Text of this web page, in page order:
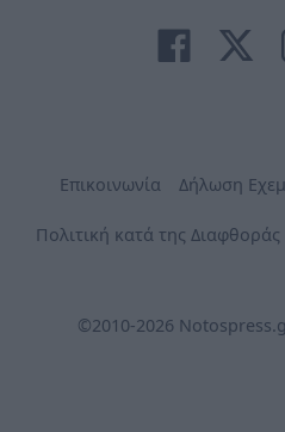
Επικοινωνία Δήλωση
Πολιτική κατά της Διαφθοράς
©2010-2026